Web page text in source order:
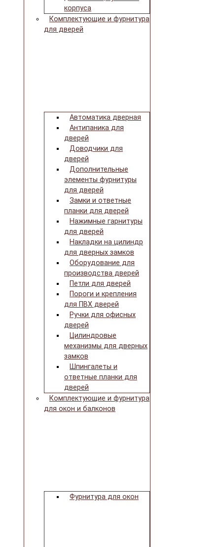
корпуса
Комплектующие и фурнитура
для дверей
Автоматика дверная
Антипаника для
дверей
Доводчики для
дверей
Дополнительные
элементы фурнитуры
для дверей
Замки и ответные
планки для дверей
Нажимные гарнитуры
для дверей
Накладки на цилиндр
для дверных замков
Оборудование для
производства дверей
Петли для дверей
Пороги и крепления
для ПВХ дверей
Ручки для офисных
дверей
Цилиндровые
механизмы для дверных
замков
Шпингалеты и
ответные планки для
дверей
Комплектующие и фурнитура
для окон и балконов
Фурнитура для окон